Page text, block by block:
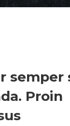
semper
Proin